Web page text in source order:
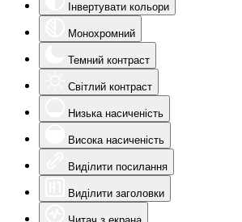
Інвертувати кольори
Монохромний
Темний контраст
Світлий контраст
Низька насиченість
Висока насиченість
Виділити посилання
Виділити заголовки